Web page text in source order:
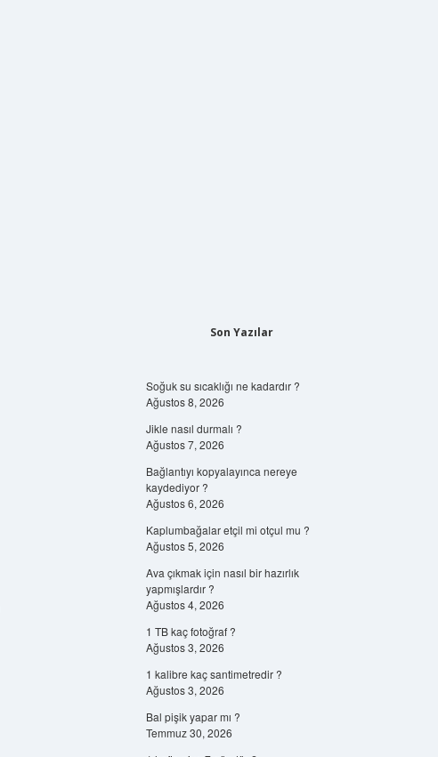
Son Yazılar
Soğuk su sıcaklığı ne kadardır ?
Ağustos 8, 2026
Jikle nasıl durmalı ?
Ağustos 7, 2026
Bağlantıyı kopyalayınca nereye
kaydediyor ?
Ağustos 6, 2026
Kaplumbağalar etçil mi otçul mu ?
Ağustos 5, 2026
Ava çıkmak için nasıl bir hazırlık
yapmışlardır ?
Ağustos 4, 2026
1 TB kaç fotoğraf ?
Ağustos 3, 2026
1 kalibre kaç santimetredir ?
Ağustos 3, 2026
Bal pişik yapar mı ?
Temmuz 30, 2026